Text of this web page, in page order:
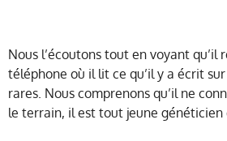
Nous l’écoutons tout en voyant qu’il
téléphone où il lit ce qu’il y a écrit
rares. Nous comprenons qu’il ne
le terrain, il est tout jeune généticien